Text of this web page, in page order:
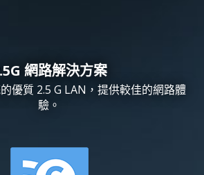
網路解決方案
優質 2.5 G LAN，提供較佳的網路體
驗。